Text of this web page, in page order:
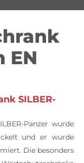
EN
SILBER-
Panzer wurde
und er wurde
Die besonders